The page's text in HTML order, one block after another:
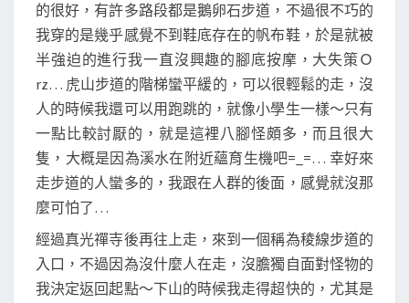
的很好，有許多路段都是鵝卵石步道，不過很不巧的
我穿的是幾乎感覺不到鞋底存在的帆布鞋，於是就被
半強迫的進行我一直沒興趣的腳底按摩，大失策Ｏ
rz… 虎山步道的階梯蠻平緩的，可以很輕鬆的走，沒
人的時候我還可以用跑跳的，就像小學生一樣～只有
一點比較討厭的，就是這裡八腳怪頗多，而且很大
隻，大概是因為溪水在附近蘊育生機吧=_=… 幸好來
走步道的人蠻多的，我跟在人群的後面，感覺就沒那
麼可怕了…
經過真光禪寺後再往上走，來到一個稱為稜線步道的
入口，不過因為沒什麼人在走，沒膽獨自面對怪物的
我決定返回起點～下山的時候我走得超快的，尤其是